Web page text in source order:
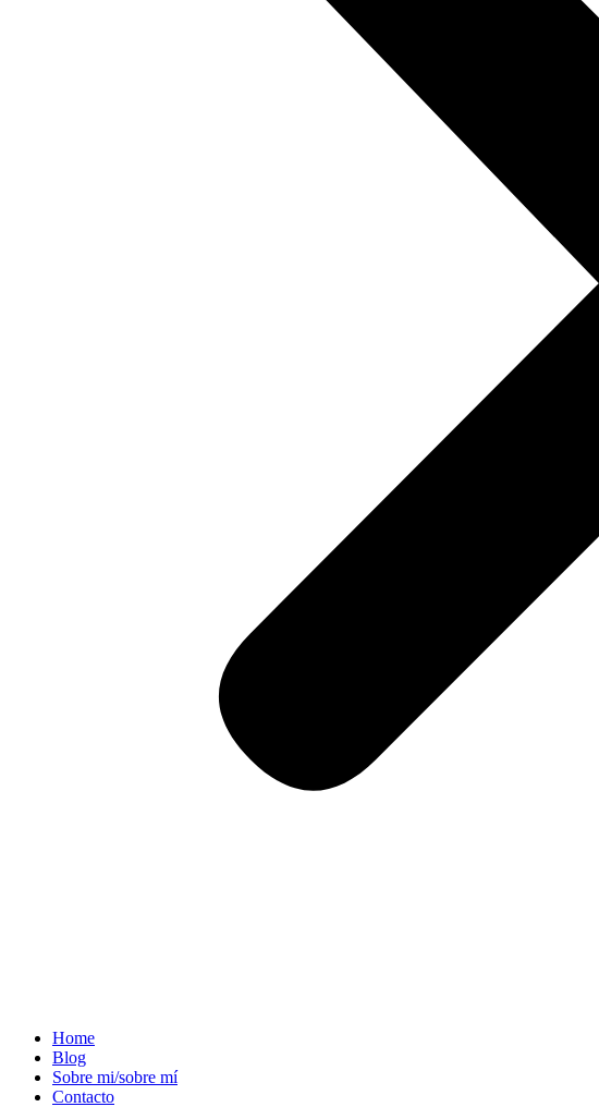
Home
Blog
Sobre mi/sobre mí
Contacto